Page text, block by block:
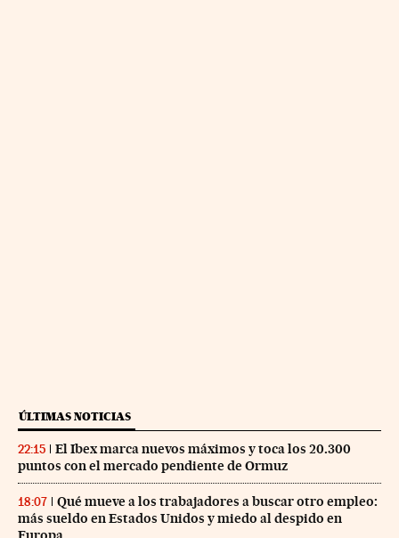
ÚLTIMAS NOTICIAS
22:15
El Ibex marca nuevos máximos y toca los 20.300
puntos con el mercado pendiente de Ormuz
18:07
Qué mueve a los trabajadores a buscar otro empleo:
más sueldo en Estados Unidos y miedo al despido en